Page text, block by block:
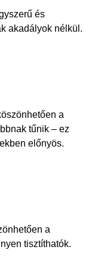
és
akadályok nélkül.
a
tűnik – ez
előnyös.
a
tisztíthatók.